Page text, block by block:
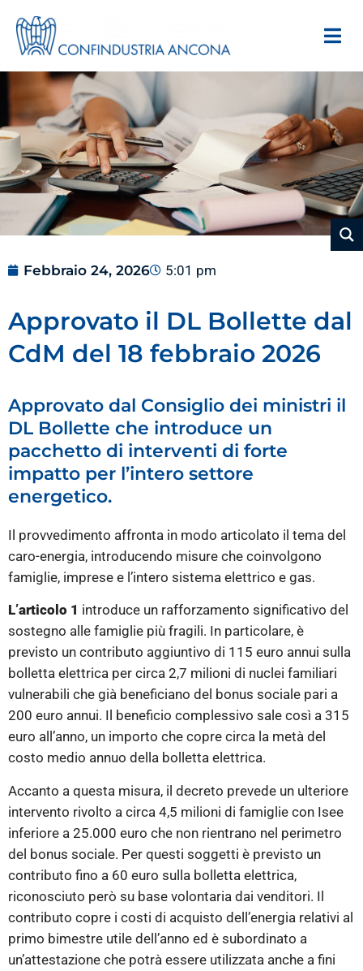
Febbraio 24, 2026 5:01 pm
Approvato il DL Bollette dal
CdM del 18 febbraio 2026
Approvato dal Consiglio dei ministri il
DL Bollette che introduce un
pacchetto di interventi di forte
impatto per l’intero settore
energetico.
Il provvedimento affronta in modo articolato il tema del
caro-energia, introducendo misure che coinvolgono
famiglie, imprese e l’intero sistema elettrico e gas.
L’articolo 1 introduce un rafforzamento significativo del
sostegno alle famiglie più fragili. In particolare, è
previsto un contributo aggiuntivo di 115 euro annui sulla
bolletta elettrica per circa 2,7 milioni di nuclei familiari
vulnerabili che già beneficiano del bonus sociale pari a
200 euro annui. Il beneficio complessivo sale così a 315
euro all’anno, un importo che copre circa la metà del
costo medio annuo della bolletta elettrica.
Accanto a questa misura, il decreto prevede un ulteriore
intervento rivolto a circa 4,5 milioni di famiglie con Isee
inferiore a 25.000 euro che non rientrano nel perimetro
del bonus sociale. Per questi soggetti è previsto un
contributo fino a 60 euro sulla bolletta elettrica,
riconosciuto però su base volontaria dai venditori. Il
contributo copre i costi di acquisto dell’energia relativi al
primo bimestre utile dell’anno ed è subordinato a
un’attestazione che potrà essere utilizzata anche a fini